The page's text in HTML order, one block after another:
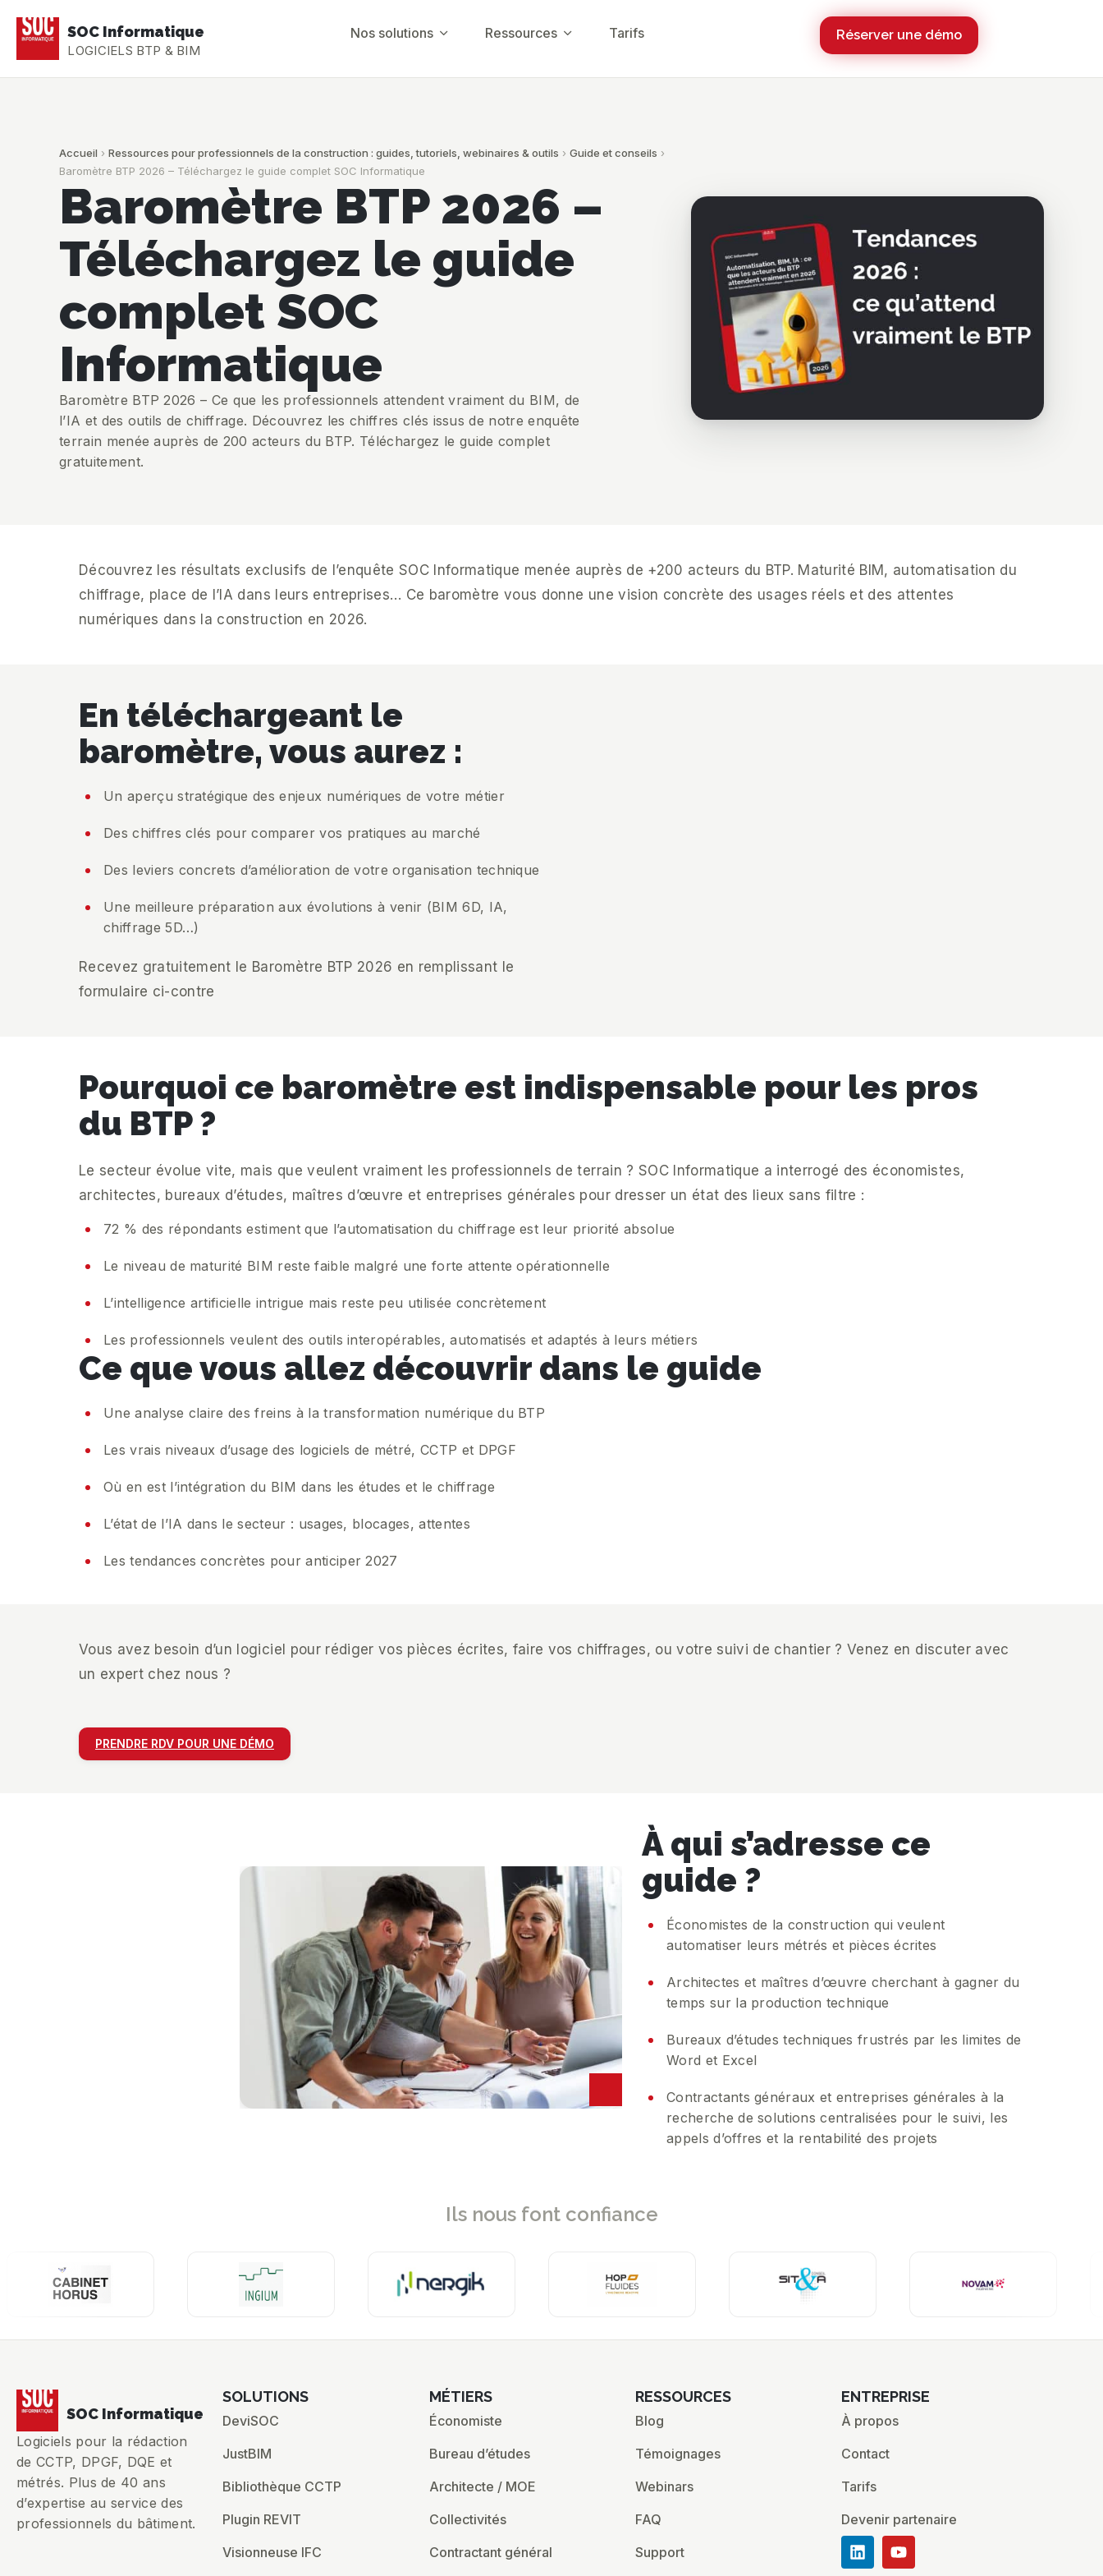
SOC Informatique
LOGICIELS BTP & BIM
Nos solutions Ressources Tarifs Réserver une démo
Accueil › Ressources pour professionnels de la construction : guides, tutoriels, webinaires & outils › Guide et conseils ›
Baromètre BTP 2026 – Téléchargez le guide complet SOC Informatique
Baromètre BTP 2026 –
Téléchargez le guide
complet SOC
Informatique
Baromètre BTP 2026 – Ce que les professionnels attendent vraiment du BIM, de
l’IA et des outils de chiffrage. Découvrez les chiffres clés issus de notre enquête
terrain menée auprès de 200 acteurs du BTP. Téléchargez le guide complet
gratuitement.
Découvrez les résultats exclusifs de l’enquête SOC Informatique menée auprès de +200 acteurs du BTP. Maturité BIM, automatisation du
chiffrage, place de l’IA dans leurs entreprises… Ce baromètre vous donne une vision concrète des usages réels et des attentes
numériques dans la construction en 2026.
En téléchargeant le
baromètre, vous aurez :
Un aperçu stratégique des enjeux numériques de votre métier
Des chiffres clés pour comparer vos pratiques au marché
Des leviers concrets d’amélioration de votre organisation technique
Une meilleure préparation aux évolutions à venir (BIM 6D, IA,
chiffrage 5D…)
Recevez gratuitement le Baromètre BTP 2026 en remplissant le
formulaire ci-contre
Pourquoi ce baromètre est indispensable pour les pros
du BTP ?
Le secteur évolue vite, mais que veulent vraiment les professionnels de terrain ? SOC Informatique a interrogé des économistes,
architectes, bureaux d’études, maîtres d’œuvre et entreprises générales pour dresser un état des lieux sans filtre :
72 % des répondants estiment que l’automatisation du chiffrage est leur priorité absolue
Le niveau de maturité BIM reste faible malgré une forte attente opérationnelle
L’intelligence artificielle intrigue mais reste peu utilisée concrètement
Les professionnels veulent des outils interopérables, automatisés et adaptés à leurs métiers
Ce que vous allez découvrir dans le guide
Une analyse claire des freins à la transformation numérique du BTP
Les vrais niveaux d’usage des logiciels de métré, CCTP et DPGF
Où en est l’intégration du BIM dans les études et le chiffrage
L’état de l’IA dans le secteur : usages, blocages, attentes
Les tendances concrètes pour anticiper 2027
Vous avez besoin d’un logiciel pour rédiger vos pièces écrites, faire vos chiffrages, ou votre suivi de chantier ? Venez en discuter avec
un expert chez nous ?
PRENDRE RDV POUR UNE DÉMO
À qui s’adresse ce
guide ?
Économistes de la construction qui veulent
automatiser leurs métrés et pièces écrites
Architectes et maîtres d’œuvre cherchant à gagner du
temps sur la production technique
Bureaux d’études techniques frustrés par les limites de
Word et Excel
Contractants généraux et entreprises générales à la
recherche de solutions centralisées pour le suivi, les
appels d’offres et la rentabilité des projets
Ils nous font confiance
SOC Informatique
Logiciels pour la rédaction
de CCTP, DPGF, DQE et
métrés. Plus de 40 ans
d’expertise au service des
professionnels du bâtiment.
SOLUTIONS
DeviSOC
JustBIM
Bibliothèque CCTP
Plugin REVIT
Visionneuse IFC
MÉTIERS
Économiste
Bureau d’études
Architecte / MOE
Collectivités
Contractant général
RESSOURCES
Blog
Témoignages
Webinars
FAQ
Support
ENTREPRISE
À propos
Contact
Tarifs
Devenir partenaire